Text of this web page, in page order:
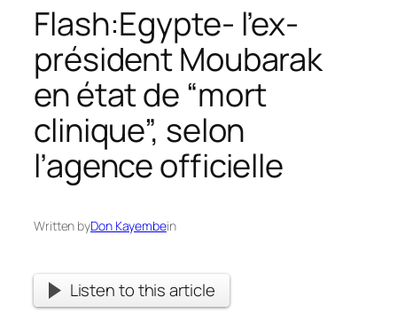
Flash:Egypte- l’ex-
président Moubarak
en état de “mort
clinique”, selon
l’agence officielle
Written byDon Kayembein
Listen to this article